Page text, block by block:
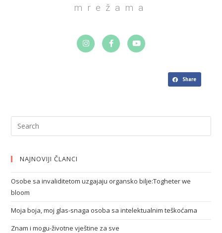
mrežama
Share
NAJNOVIJI ČLANCI
Osobe sa invaliditetom uzgajaju organsko bilje:Togheter we
bloom
Moja boja, moj glas-snaga osoba sa intelektualnim teškoćama
Znam i mogu-životne vještine za sve